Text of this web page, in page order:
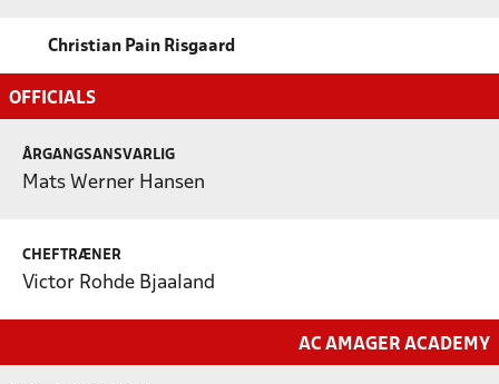
Christian Pain Risgaard
OFFICIALS
ÅRGANGSANSVARLIG
Mats Werner Hansen
CHEFTRÆNER
Victor Rohde Bjaaland
AC AMAGER ACADEMY